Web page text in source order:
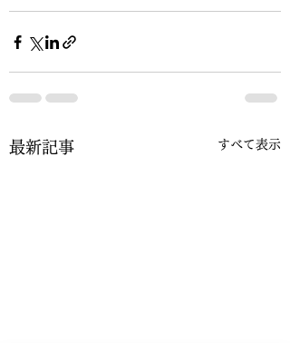
最新記事 すべて表示